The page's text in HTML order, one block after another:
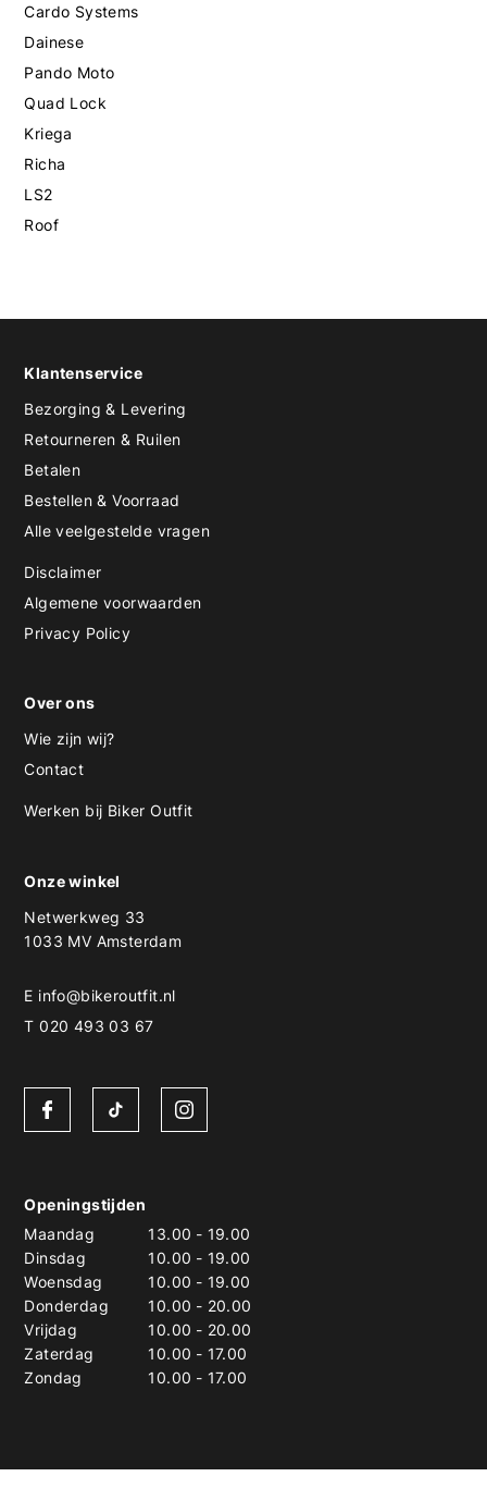
Cardo Systems
Dainese
Pando Moto
Quad Lock
Kriega
Richa
LS2
Roof
Klantenservice
Bezorging & Levering
Retourneren & Ruilen
Betalen
Bestellen & Voorraad
Alle veelgestelde vragen
Disclaimer
Algemene voorwaarden
Privacy Policy
Over ons
Wie zijn wij?
Contact
Werken bij Biker Outfit
Onze winkel
Netwerkweg 33
1033 MV Amsterdam
E info@bikeroutfit.nl
T 020 493 03 67
Openingstijden
Maandag
13.00 - 19.00
Dinsdag
10.00 - 19.00
Woensdag
10.00 - 19.00
Donderdag
10.00 - 20.00
Vrijdag
10.00 - 20.00
Zaterdag
10.00 - 17.00
Zondag
10.00 - 17.00